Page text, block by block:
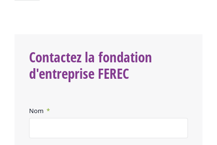
Contactez la fondation
d'entreprise FEREC
Nom